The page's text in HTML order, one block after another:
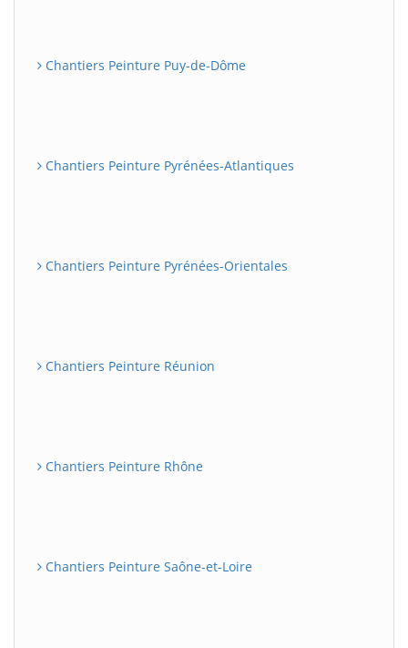
Chantiers Peinture Puy-de-Dôme
Chantiers Peinture Pyrénées-Atlantiques
Chantiers Peinture Pyrénées-Orientales
Chantiers Peinture Réunion
Chantiers Peinture Rhône
Chantiers Peinture Saône-et-Loire